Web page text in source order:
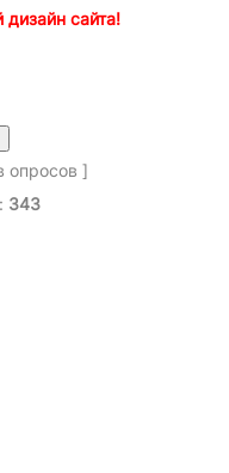
сайта!
опросов ]
343